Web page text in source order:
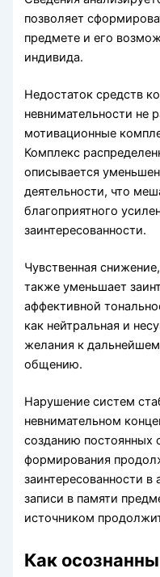
позволяет
предмете и его
индивида.
Недостаток средств
невнимательности не
мотивационные
Комплекс
описывается
деятельности, что
благоприятного
заинтересованности.
Чувственная
также уменьшает
аффективной
как нейтральная и
желания к
общению.
Нарушение систем
невнимательном
созданию постоянных
формирования
заинтересованности в
записи в памяти
источником
Как